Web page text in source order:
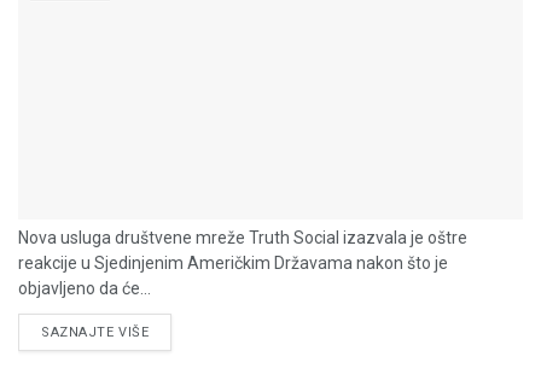
Nova usluga društvene mreže Truth Social izazvala je oštre
reakcije u Sjedinjenim Američkim Državama nakon što je
objavljeno da će...
SAZNAJTE VIŠEDETAILS